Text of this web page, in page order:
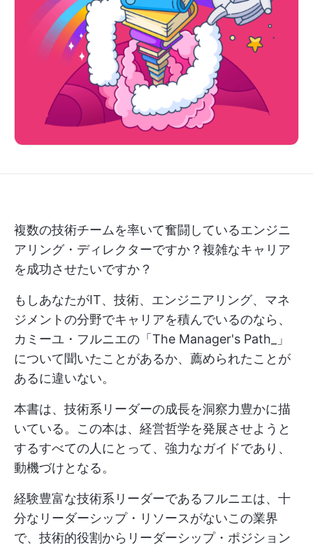
複数の技術チームを率いて奮闘しているエンジニ
アリング・ディレクターですか？複雑なキャリア
を成功させたいですか？
もしあなたがIT、技術、エンジニアリング、マネ
ジメントの分野でキャリアを積んでいるのなら、
カミーユ・フルニエの「The Manager's Path_」
について聞いたことがあるか、薦められたことが
あるに違いない。
本書は、技術系リーダーの成長を洞察力豊かに描
いている。この本は、経営哲学を発展させようと
するすべての人にとって、強力なガイドであり、
動機づけとなる。
経験豊富な技術系リーダーであるフルニエは、十
分なリーダーシップ・リソースがないこの業界
で、技術的役割からリーダーシップ・ポジション